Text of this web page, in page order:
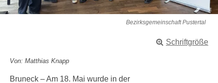
Bezirksgemeinschaft Pustertal
Schriftgröße
Von: Matthias Knapp
Bruneck – Am 18. Mai wurde in der